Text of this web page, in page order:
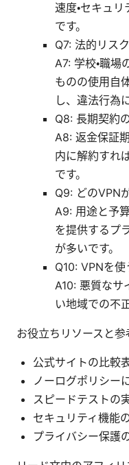
速度・セキュ
です。
Q7: 法的リス
A7: 学校・職
ものの使用自
し、違法行為
Q8: 長期契約
A8: 返金保証
内に解約すれ
です。
Q9: どのVPN
A9: 用途と予
を提供するプ
が多いです。
Q10: VPNを
A10: 悪質なサ
い地域での不
お役立ちリソースと参
公式サイトの比較
ノーログポリシー
スピードテストの
セキュリティ機能
プライバシー保護